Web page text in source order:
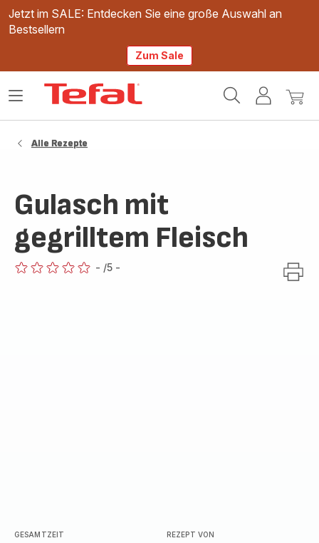
Jetzt im SALE: Entdecken Sie eine große Auswahl an
Bestsellern
Zum Sale
Mein
Mein
Das
Alle Rezepte
Gulasch mit
gegrilltem Fleisch
- /5 -
GESAMTZEIT REZEPT VON